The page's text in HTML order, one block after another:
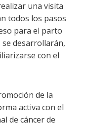
una visita
todos los pasos
para el parto
se desarrollarán,
con el
de la
activa con el
de cáncer de